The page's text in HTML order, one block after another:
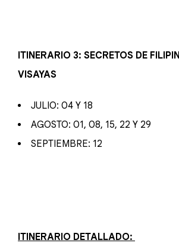
ITINERARIO 3: SECRETOS DE
VISAYAS
JULIO: 04 Y 18
AGOSTO: 01, 08, 15, 22 Y 29
SEPTIEMBRE: 12
ITINERARIO DETALLADO: